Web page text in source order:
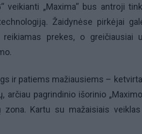
veikianti „Maxima“ bus antroji
Žaidynėse pirkėjai
prekes, o greičiausiai
ir patiems mažiausiems –
arčiau pagrindinio išorinio
zona. Kartu su mažaisiais